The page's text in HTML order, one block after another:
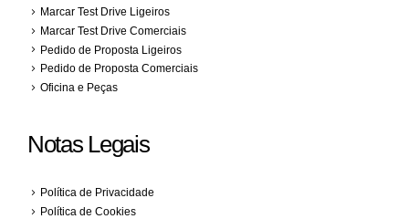
Marcar Test Drive Ligeiros
Marcar Test Drive Comerciais
Pedido de Proposta Ligeiros
Pedido de Proposta Comerciais
Oficina e Peças
Notas Legais
Política de Privacidade
Política de Cookies